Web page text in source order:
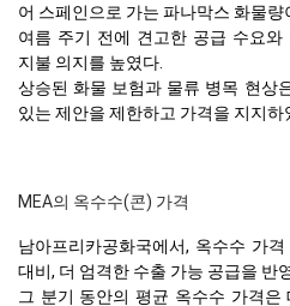
어 스페인으로 가는 파나막스 화물량
여름 주기 전에 견고한 공급 수요와
지불 의지를 높였다.
상승된 화물 보험과 물류 병목 현상
있는 제안을 제한하고 가격을 지지하
MEA의 옥수수(콘) 가격
남아프리카공화국에서, 옥수수 가
대비, 더 엄격한 수출 가능 공급을 반
그 분기 동안의 평균 옥수수 가격은